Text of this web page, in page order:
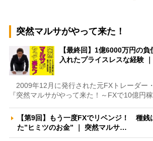
突然マルサがやって来た！
【最終回】1億6000万円の
入れたプライスレスな経験
2009年12月に発行された元FXトレーダー
『突然マルサがやって来た！～FXで10億円
【第9回】もう一度FXでリベンジ！ 種銭
た”ヒミツのお金” ｜ 突然マルサ…